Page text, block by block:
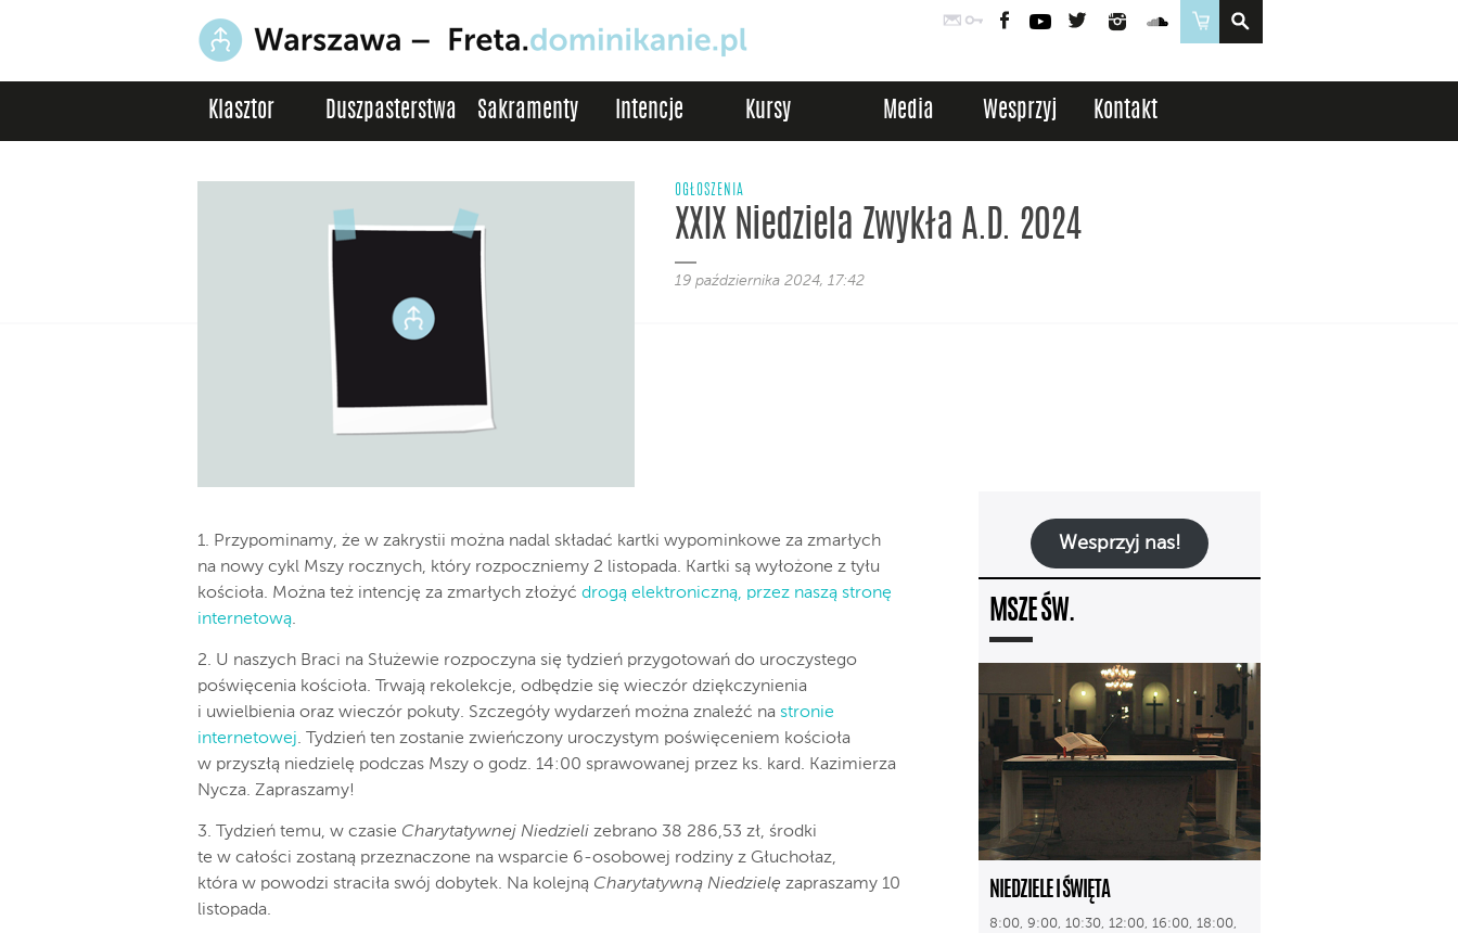
PocztaLogowanie
FacebookYouTubeTwitter InstagramSoundCloud
Sklep
Klasztor Duszpasterstwa Sakramenty Intencje Kursy Media Wesprzyj Kontakt
OGŁOSZENIA
XXIX Niedziela Zwykła A.D. 2024
19 października 2024, 17:42
1. Przypominamy, że w zakrystii można nadal składać kartki wypominkowe za zmarłych
na nowy cykl Mszy rocznych, który rozpoczniemy 2 listopada. Kartki są wyłożone z tyłu
kościoła. Można też intencję za zmarłych złożyć drogą elektroniczną, przez naszą stronę
internetową.
2. U naszych Braci na Służewie rozpoczyna się tydzień przygotowań do uroczystego
poświęcenia kościoła. Trwają rekolekcje, odbędzie się wieczór dziękczynienia
i uwielbienia oraz wieczór pokuty. Szczegóły wydarzeń można znaleźć na stronie
internetowej. Tydzień ten zostanie zwieńczony uroczystym poświęceniem kościoła
w przyszłą niedzielę podczas Mszy o godz. 14:00 sprawowanej przez ks. kard. Kazimierza
Nycza. Zapraszamy!
3. Tydzień temu, w czasie Charytatywnej Niedzieli zebrano 38 286,53 zł, środki
te w całości zostaną przeznaczone na wsparcie 6-osobowej rodziny z Głuchołaz,
która w powodzi straciła swój dobytek. Na kolejną Charytatywną Niedzielę zapraszamy 10
listopada.
Wesprzyj nas!
MSZE ŚW.
NIEDZIELE I ŚWIĘTA
8:00, 9:00, 10:30, 12:00, 16:00, 18:00,